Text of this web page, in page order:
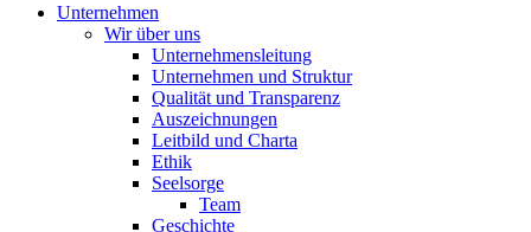
Unternehmen
Wir über uns
Unternehmensleitung
Unternehmen und Struktur
Qualität und Transparenz
Auszeichnungen
Leitbild und Charta
Ethik
Seelsorge
Team
Geschichte